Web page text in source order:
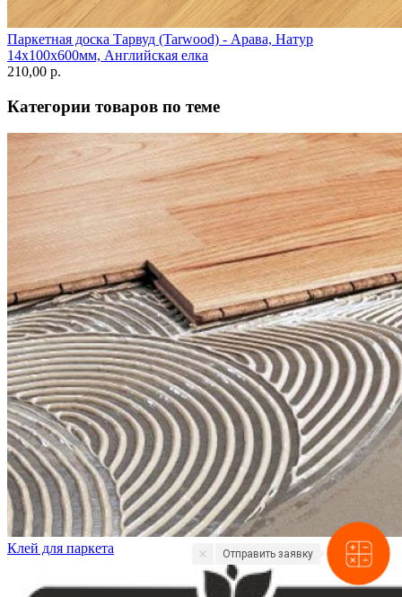
Паркетная доска Тарвуд (Tarwood) - Арава, Натур
14х100х600мм, Английская елка
210,00 p.
Категории товаров по теме
Клей для паркета Отправить заявку